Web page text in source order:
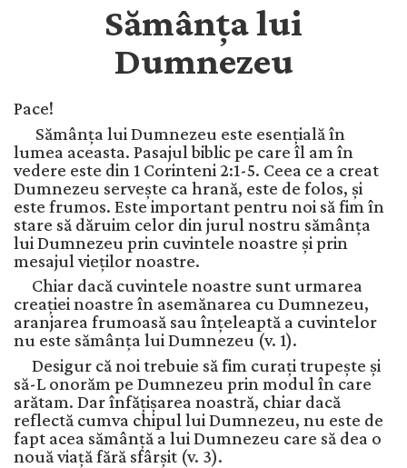
Sămânța lui
Dumnezeu
Pace!
Sămânța lui Dumnezeu este esențială în
lumea aceasta. Pasajul biblic pe care îl am în
vedere este din 1 Corinteni 2:1-5. Ceea ce a creat
Dumnezeu servește ca hrană, este de folos, și
este frumos. Este important pentru noi să fim în
stare să dăruim celor din jurul nostru sămânța
lui Dumnezeu prin cuvintele noastre și prin
mesajul vieților noastre.
Chiar dacă cuvintele noastre sunt urmarea
creației noastre în asemănarea cu Dumnezeu,
aranjarea frumoasă sau înțeleaptă a cuvintelor
nu este sămânța lui Dumnezeu (v. 1).
Desigur că noi trebuie să fim curați trupește și
să-L onorăm pe Dumnezeu prin modul în care
arătam. Dar înfățișarea noastră, chiar dacă
reflectă cumva chipul lui Dumnezeu, nu este de
fapt acea sămânță a lui Dumnezeu care să dea o
nouă viață fără sfârșit (v. 3).